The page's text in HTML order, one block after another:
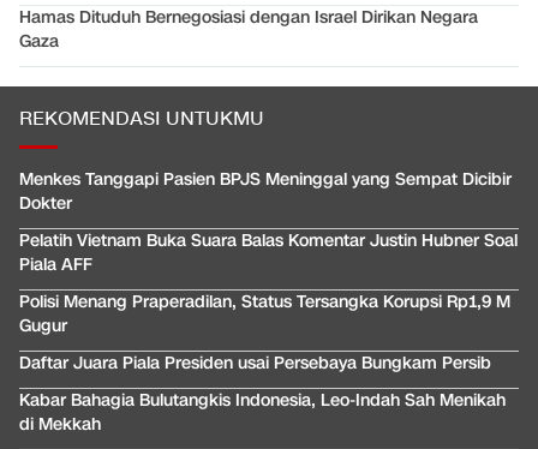
Hamas Dituduh Bernegosiasi dengan Israel Dirikan Negara
Gaza
REKOMENDASI UNTUKMU
Menkes Tanggapi Pasien BPJS Meninggal yang Sempat Dicibir
Dokter
Pelatih Vietnam Buka Suara Balas Komentar Justin Hubner Soal
Piala AFF
Polisi Menang Praperadilan, Status Tersangka Korupsi Rp1,9 M
Gugur
Daftar Juara Piala Presiden usai Persebaya Bungkam Persib
Kabar Bahagia Bulutangkis Indonesia, Leo-Indah Sah Menikah
di Mekkah